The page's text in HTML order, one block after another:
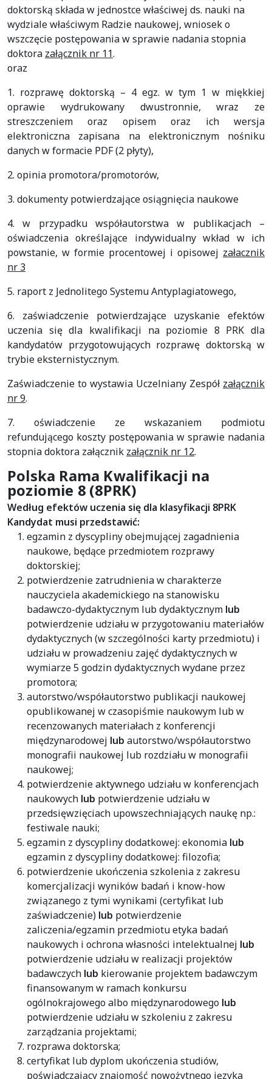
doktorską składa w jednostce właściwej ds. nauki na
wydziale właściwym Radzie naukowej, wniosek o
wszczęcie postępowania w sprawie nadania stopnia
doktora załącznik nr 11.
oraz
1. rozprawę doktorską – 4 egz. w tym 1 w miękkiej
oprawie wydrukowany dwustronnie, wraz ze
streszczeniem oraz opisem oraz ich wersja
elektroniczna zapisana na elektronicznym nośniku
danych w formacie PDF (2 płyty),
2. opinia promotora/promotorów,
3. dokumenty potwierdzające osiągnięcia naukowe
4. w przypadku współautorstwa w publikacjach –
oświadczenia określające indywidualny wkład w ich
powstanie, w formie procentowej i opisowej załacznik
nr 3
5. raport z Jednolitego Systemu Antyplagiatowego,
6. zaświadczenie potwierdzające uzyskanie efektów
uczenia się dla kwalifikacji na poziomie 8 PRK dla
kandydatów przygotowujących rozprawę doktorską w
trybie eksternistycznym.
Zaświadczenie to wystawia Uczelniany Zespół załącznik
nr 9.
7. oświadczenie ze wskazaniem podmiotu
refundującego koszty postępowania w sprawie nadania
stopnia doktora załącznik załącznik nr 12.
Polska Rama Kwalifikacji na
poziomie 8 (8PRK)
Według efektów uczenia się dla klasyfikacji 8PRK
Kandydat musi przedstawić:
egzamin z dyscypliny obejmującej zagadnienia
naukowe, będące przedmiotem rozprawy
doktorskiej;
potwierdzenie zatrudnienia w charakterze
nauczyciela akademickiego na stanowisku
badawczo-dydaktycznym lub dydaktycznym lub
potwierdzenie udziału w przygotowaniu materiałów
dydaktycznych (w szczególności karty przedmiotu) i
udziału w prowadzeniu zajęć dydaktycznych w
wymiarze 5 godzin dydaktycznych wydane przez
promotora;
autorstwo/współautorstwo publikacji naukowej
opublikowanej w czasopiśmie naukowym lub w
recenzowanych materiałach z konferencji
międzynarodowej lub autorstwo/współautorstwo
monografii naukowej lub rozdziału w monografii
naukowej;
potwierdzenie aktywnego udziału w konferencjach
naukowych lub potwierdzenie udziału w
przedsięwzięciach upowszechniających naukę np.:
festiwale nauki;
egzamin z dyscypliny dodatkowej: ekonomia lub
egzamin z dyscypliny dodatkowej: filozofia;
potwierdzenie ukończenia szkolenia z zakresu
komercjalizacji wyników badań i know-how
związanego z tymi wynikami (certyfikat lub
zaświadczenie) lub potwierdzenie
zaliczenia/egzamin przedmiotu etyka badań
naukowych i ochrona własności intelektualnej lub
potwierdzenie udziału w realizacji projektów
badawczych lub kierowanie projektem badawczym
finansowanym w ramach konkursu
ogólnokrajowego albo międzynarodowego lub
potwierdzenie udziału w szkoleniu z zakresu
zarządzania projektami;
rozprawa doktorska;
certyfikat lub dyplom ukończenia studiów,
poświadczający znajomość nowożytnego języka